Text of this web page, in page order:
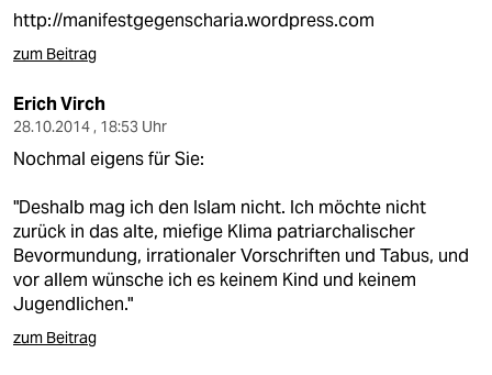
http://manifestgegenscharia.wordpress.com
zum Beitrag
Erich Virch
28.10.2014 , 18:53 Uhr
Nochmal eigens für Sie:
"Deshalb mag ich den Islam nicht. Ich möchte nicht
zurück in das alte, miefige Klima patriarchalischer
Bevormundung, irrationaler Vorschriften und Tabus, und
vor allem wünsche ich es keinem Kind und keinem
Jugendlichen."
zum Beitrag